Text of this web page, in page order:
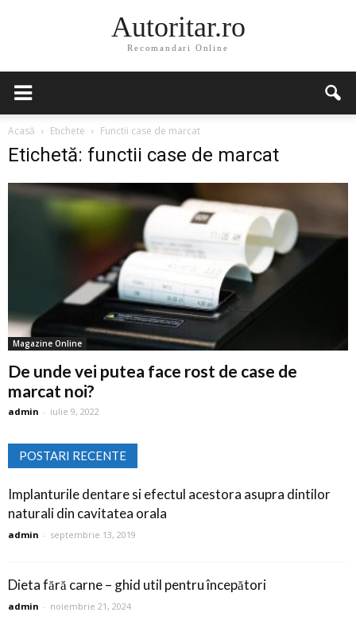
Autoritar.ro
Recomandari Online
Acasă Etichete Functii case de marcat
Etichetă: functii case de marcat
Magazine Online
De unde vei putea face rost de case de
marcat noi?
admin - iulie 9, 2022
POSTARI RECENTE
Implanturile dentare si efectul acestora asupra dintilor
naturali din cavitatea orala
admin - septembrie 13, 2019
Dieta fără carne – ghid util pentru începători
admin - noiembrie 21, 2024